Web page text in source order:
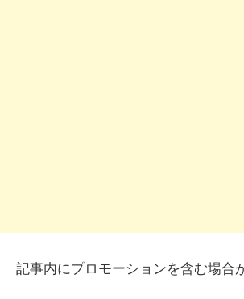
記事内にプロモーションを含む場合